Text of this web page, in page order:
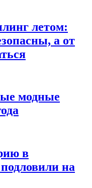
летом:
а от
модные
в
на